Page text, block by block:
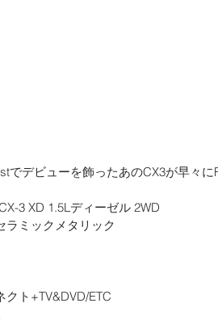
でデビューを飾ったあのCX3が早々に
3 XD 1.5Lディーゼル 2WD
ラミックメタリック
クト+TV&DVD/ETC